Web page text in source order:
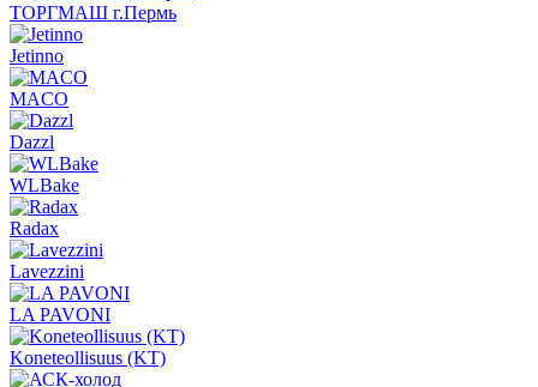
ТОРГМАШ г.Пермь
Jetinno
MACO
Dazzl
WLBake
Radax
Lavezzini
LA PAVONI
Koneteollisuus (KT)